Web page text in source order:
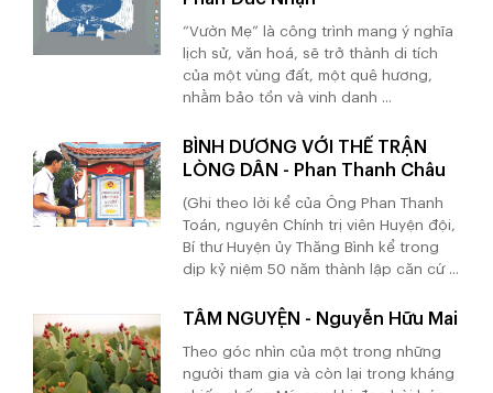
“Vườn Mẹ” là công trình mang ý nghĩa
lịch sử, văn hoá, sẽ trở thành di tích
của một vùng đất, một quê hương,
nhằm bảo tồn và vinh danh ...
BÌNH DƯƠNG VỚI THẾ TRẬN
LÒNG DÂN - Phan Thanh Châu
(Ghi theo lời kể của Ông Phan Thanh
Toán, nguyên Chính trị viên Huyện đội,
Bí thư Huyện ủy Thăng Bình kể trong
dịp kỷ niệm 50 năm thành lập căn cứ ...
TÂM NGUYỆN - Nguyễn Hữu Mai
Theo góc nhìn của một trong những
người tham gia và còn lại trong kháng